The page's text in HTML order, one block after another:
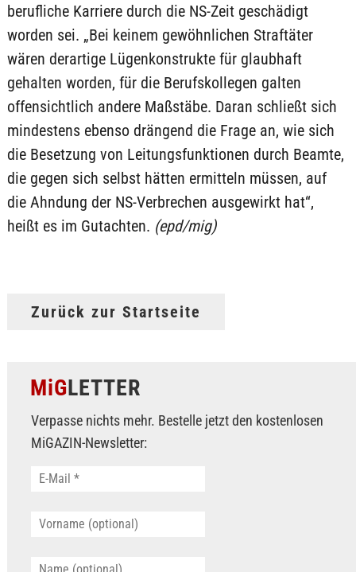
berufliche Karriere durch die NS-Zeit geschädigt
worden sei. „Bei keinem gewöhnlichen Straftäter
wären derartige Lügenkonstrukte für glaubhaft
gehalten worden, für die Berufskollegen galten
offensichtlich andere Maßstäbe. Daran schließt sich
mindestens ebenso drängend die Frage an, wie sich
die Besetzung von Leitungsfunktionen durch Beamte,
die gegen sich selbst hätten ermitteln müssen, auf
die Ahndung der NS-Verbrechen ausgewirkt hat“,
heißt es im Gutachten. (epd/mig)
Zurück zur Startseite
MiGLETTER
Verpasse nichts mehr. Bestelle jetzt den kostenlosen
MiGAZIN-Newsletter: